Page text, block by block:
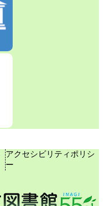
アクセシビリティポリシ
ー